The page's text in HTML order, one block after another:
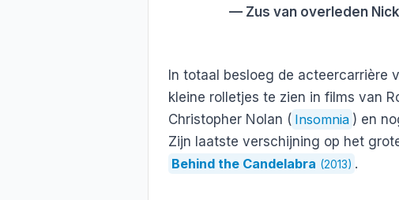
Zus van overleden
In totaal besloeg de acteercarrière
kleine rolletjes te zien in films van
Christopher Nolan ( Insomnia ) en
Zijn laatste verschijning op het
Behind the Candelabra (2013) .